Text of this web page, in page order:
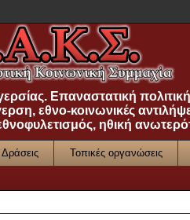
Επαναστατική
εθνο-κοινωνικές
ηθική
Δράσεις Τοπικές οργανώσεις